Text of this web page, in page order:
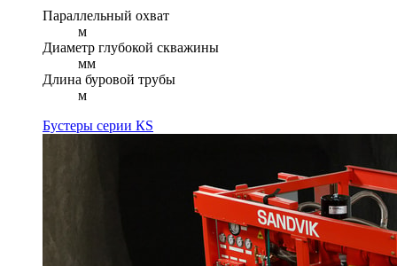
Параллельный охват
м
Диаметр глубокой скважины
мм
Длина буровой трубы
м
Бустеры серии КS